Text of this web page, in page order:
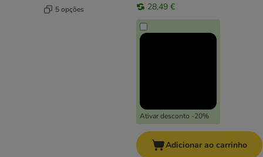
5 opções 28,49 €
Ativar desconto -20%
Adicionar ao carrinho